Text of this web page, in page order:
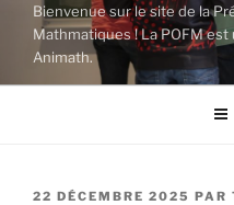
Bienvenue sur le site de la
Mathmatiques ! La POFM
Animath.
PUBLIÉ
22 DÉCEMBRE 2025 PAR